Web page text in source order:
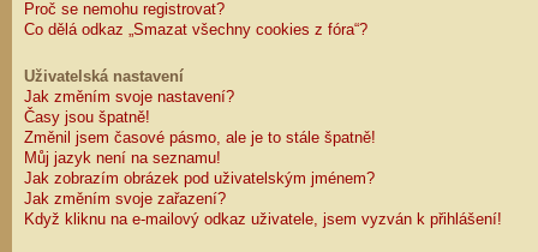
Proč se nemohu registrovat?
Co dělá odkaz „Smazat všechny cookies z fóra“?
Uživatelská nastavení
Jak změním svoje nastavení?
Časy jsou špatně!
Změnil jsem časové pásmo, ale je to stále špatně!
Můj jazyk není na seznamu!
Jak zobrazím obrázek pod uživatelským jménem?
Jak změním svoje zařazení?
Když kliknu na e-mailový odkaz uživatele, jsem vyzván k přihlášení!